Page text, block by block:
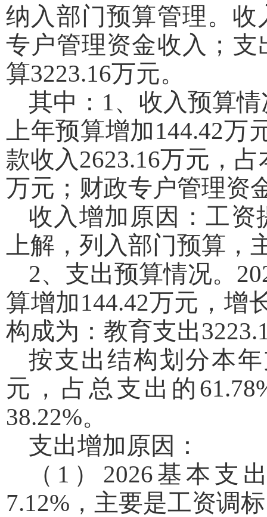
纳入部门预算管理。
专户管理资金收入；支
算3223.16万元。
其中：1、收入预算
上年预算增加144.42万
款收入2623.16万元，
万元；财政专户管理资
收入增加原因：工资
上解，列入部门预算，
2、支出预算情况。
算增加144.42万元，增
构成为：教育支出
按支出结构划分本
元，占总支出的
38.22%。
支出增加原因：
（1）2026基本支
7.12%，主要是工资调